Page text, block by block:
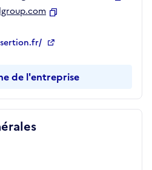
de l'entreprise